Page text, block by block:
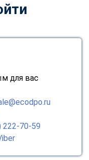
для вас
222-70-59